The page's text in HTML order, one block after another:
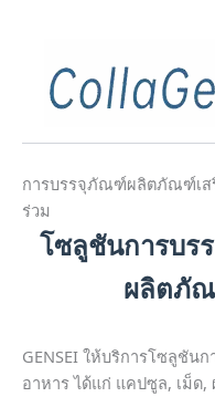
การบรรจุภัณฑ์ผลิตภัณฑ์เสริ
ร่วม
โซลูชันการบ
ผลิตภัณ
GENSEI ให้บริการโซลูชั
อาหาร ได้แก่ แคปซูล, เม็ด,